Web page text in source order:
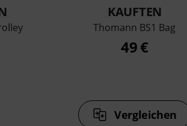
KAUFTEN
Thomann BS1 Bag
49 €
Vergleichen